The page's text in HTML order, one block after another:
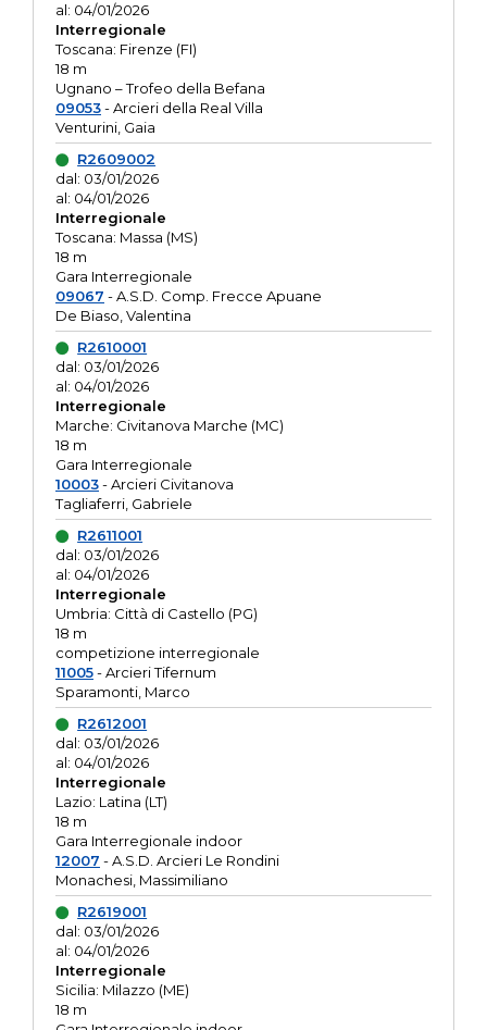
al: 04/01/2026
Interregionale
Toscana: Firenze (FI)
18 m
Ugnano – Trofeo della Befana
09053- Arcieri della Real Villa
Venturini, Gaia
R2609002
dal: 03/01/2026
al: 04/01/2026
Interregionale
Toscana: Massa (MS)
18 m
Gara Interregionale
09067 - A.S.D. Comp. Frecce Apuane
De Biaso, Valentina
R2610001
dal: 03/01/2026
al: 04/01/2026
Interregionale
Marche: Civitanova Marche (MC)
18 m
Gara Interregionale
10003- Arcieri Civitanova
Tagliaferri, Gabriele
R2611001
dal: 03/01/2026
al: 04/01/2026
Interregionale
Umbria: Città di Castello (PG)
18 m
competizione interregionale
11005- Arcieri Tifernum
Sparamonti, Marco
R2612001
dal: 03/01/2026
al: 04/01/2026
Interregionale
Lazio: Latina (LT)
18 m
Gara Interregionale indoor
12007 - A.S.D. Arcieri Le Rondini
Monachesi, Massimiliano
R2619001
dal: 03/01/2026
al: 04/01/2026
Interregionale
Sicilia: Milazzo (ME)
18 m